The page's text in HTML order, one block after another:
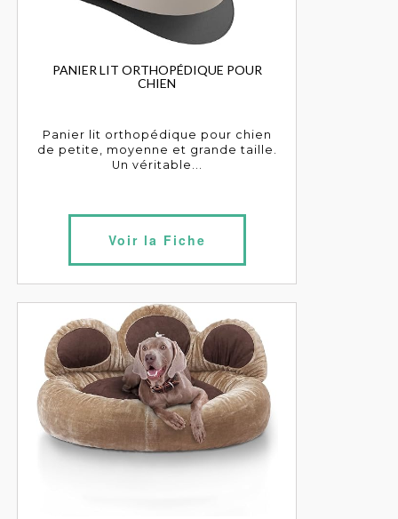
PANIER LIT ORTHOPÉDIQUE POUR
CHIEN
Panier lit orthopédique pour chien
de petite, moyenne et grande taille.
Un véritable...
Voir la Fiche